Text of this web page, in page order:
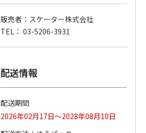
コーデュロイ生地ラ
マスコット付箸・箸
販売者：スケーター株式会社
TEL： 03-5206-3931
配送情報
配送期間
2026年02月17日～2028年08月10日